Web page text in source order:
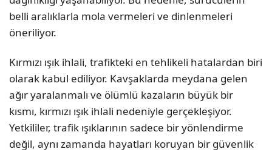
belli aralıklarla mola vermeleri ve dinlenmeleri
öneriliyor.
Kırmızı ışık ihlali, trafikteki en tehlikeli hatalardan biri
olarak kabul ediliyor. Kavşaklarda meydana gelen
ağır yaralanmalı ve ölümlü kazaların büyük bir
kısmı, kırmızı ışık ihlali nedeniyle gerçekleşiyor.
Yetkililer, trafik ışıklarının sadece bir yönlendirme
değil, aynı zamanda hayatları koruyan bir güvenlik